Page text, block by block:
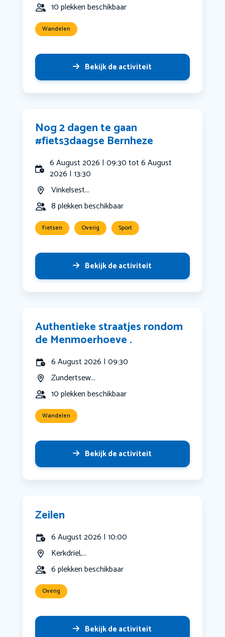
10 plekken beschikbaar
Wandelen
Bekijk de activiteit
Nog 2 dagen te gaan
#fiets3daagse Bernheze
6 August 2026 | 09:30 tot 6 August
2026 | 13:30
Vinkelsest...
8 plekken beschikbaar
Fietsen Overig Sport
Bekijk de activiteit
Authentieke straatjes rondom
de Menmoerhoeve .
6 August 2026 | 09:30
Zundertsew...
10 plekken beschikbaar
Wandelen
Bekijk de activiteit
Zeilen
6 August 2026 | 10:00
Kerkdriel,...
6 plekken beschikbaar
Overig
Bekijk de activiteit